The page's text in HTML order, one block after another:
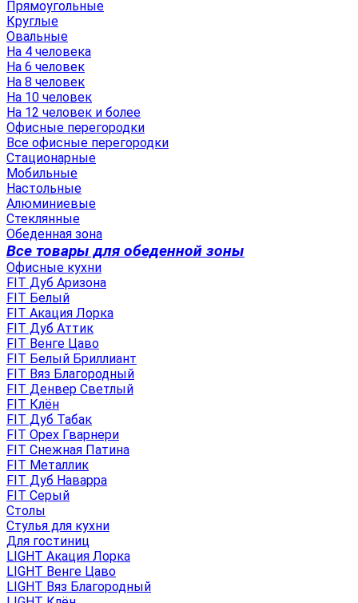
Прямоугольные
Круглые
Овальные
На 4 человека
На 6 человек
На 8 человек
На 10 человек
На 12 человек и более
Офисные перегородки
Все офисные перегородки
Стационарные
Мобильные
Настольные
Алюминиевые
Стеклянные
Обеденная зона
Все товары для обеденной зоны
Офисные кухни
FIT Дуб Аризона
FIT Белый
FIT Акация Лорка
FIT Дуб Аттик
FIT Венге Цаво
FIT Белый Бриллиант
FIT Вяз Благородный
FIT Денвер Светлый
FIT Клён
FIT Дуб Табак
FIT Орех Гварнери
FIT Снежная Патина
FIT Металлик
FIT Дуб Наварра
FIT Серый
Столы
Стулья для кухни
Для гостиниц
LIGHT Акация Лорка
LIGHT Венге Цаво
LIGHT Вяз Благородный